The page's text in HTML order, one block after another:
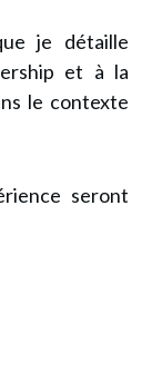
je détaille
et à la
le contexte
seront